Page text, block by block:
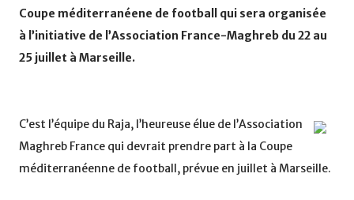
Coupe méditerranéene de football qui sera organisée
à l’initiative de l’Association France-Maghreb du 22 au
25 juillet à Marseille.
C’est l’équipe du Raja, l’heureuse élue de l’Association
Maghreb France qui devrait prendre part à la Coupe
méditerranéenne de football, prévue en juillet à Marseille.